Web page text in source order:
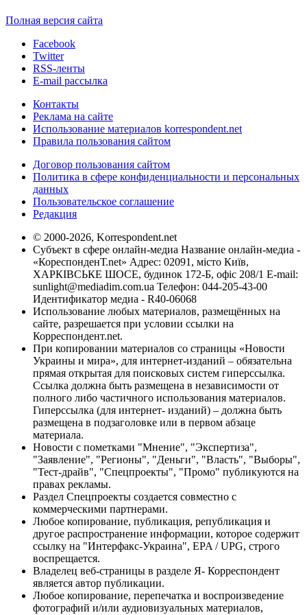
Полная версия сайта
Facebook
Twitter
RSS-ленты
E-mail рассылка
Контакты
Реклама на сайте
Использование материалов korrespondent.net
Правила пользования сайтом
Договор пользования сайтом
Политика в сфере конфиденциальности и персональных
данных
Пользовательское соглашение
Редакция
© 2000-2026, Korrespondent.net
Субъект в сфере онлайн-медиа Название онлайн-медиа -
«КореспонденТ.net» Адрес: 02091, місто Київ,
ХАРКІВСЬКЕ ШОСЕ, будинок 172-Б, офіс 208/1 E-mail:
sunlight@mediadim.com.ua Телефон: 044-205-43-00
Идентификатор медиа - R40-06068
Использование любых материалов, размещённых на
сайте, разрешается при условии ссылки на
Корреспондент.net.
При копировании материалов со страницы «Новости
Украины и мира», для интернет-изданий – обязательна
прямая открытая для поисковых систем гиперссылка.
Ссылка должна быть размещена в независимости от
полного либо частичного использования материалов.
Гиперссылка (для интернет- изданий) – должна быть
размещена в подзаголовке или в первом абзаце
материала.
Новости с пометками "Мнение", "Экспертиза",
"Заявление", "Регионы", "Деньги", "Власть", "Выборы",
"Тест-драйв", "Спецпроекты", "Промо" публикуются на
правах рекламы.
Раздел Спецпроекты создается совместно с
коммерческими партнерами.
Любое копирование, публикация, републикация и
другое распространение информации, которое содержит
ссылку на "Интерфакс-Украина", EPA / UPG, строго
воспрещается.
Владелец веб-страницы в разделе Я- Корреспондент
является автор публикации.
Любое копирование, перепечатка и воспроизведение
фотографий и/или аудиовизуальных материалов,